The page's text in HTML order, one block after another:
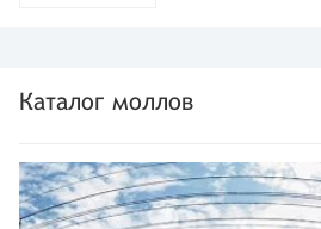
Каталог моллов